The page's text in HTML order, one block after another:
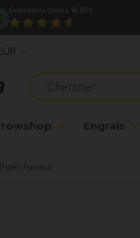
Engrais
Pipes Fumeur